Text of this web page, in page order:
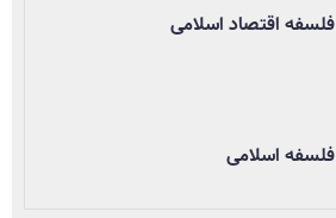
فلسفه اقتصاد اسلامی
فلسفه اسلامی